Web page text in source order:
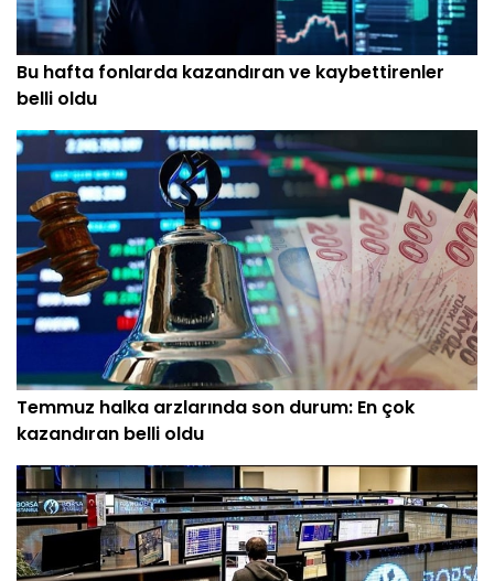
Bu hafta fonlarda kazandıran ve kaybettirenler
belli oldu
Temmuz halka arzlarında son durum: En çok
kazandıran belli oldu